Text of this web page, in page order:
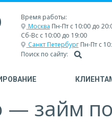
Время работы:
Москва Пн-Пт с 10:00 до
Сб-Вс с 10:00 до 19:00
Санкт ПетербургПн-Пт с
Поиск по сайту:
— займ